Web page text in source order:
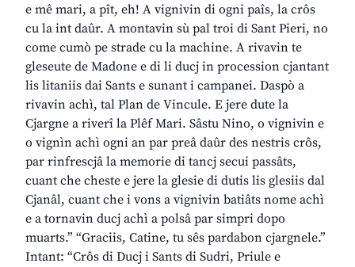
e mê mari, a pît, eh! A vignivin di ogni paîs, la crôs
cu la int daûr. A montavin sù pal troi di Sant Pieri, no
come cumò pe strade cu la machine. A rivavin te
gleseute de Madone e di li ducj in procession cjantant
lis litaniis dai Sants e sunant i campanei. Daspò a
rivavin achì, tal Plan de Vincule. E jere dute la
Cjargne a riverî la Plêf Mari. Sâstu Nino, o vignivin e
o vignìn achì ogni an par preâ daûr des nestris crôs,
par rinfrescjâ la memorie di tancj secui passâts,
cuant che cheste e jere la glesie di dutis lis glesiis dal
Cjanâl, cuant che i vons a vignivin batiâts nome achì
e a tornavin ducj achì a polsâ par simpri dopo
muarts.” “Graciis, Catine, tu sês pardabon cjargnele.”
Intant: “Crôs di Ducj i Sants di Sudri, Priule e